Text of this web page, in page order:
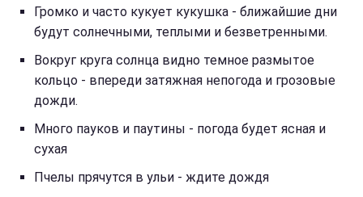
Громко и часто кукует кукушка - ближайшие дни
будут солнечными, теплыми и безветренными.
Вокруг круга солнца видно темное размытое
кольцо - впереди затяжная непогода и грозовые
дожди.
Много пауков и паутины - погода будет ясная и
сухая
Пчелы прячутся в ульи - ждите дождя